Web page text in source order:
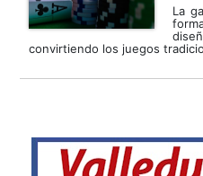
La
convirtiendo los juegos